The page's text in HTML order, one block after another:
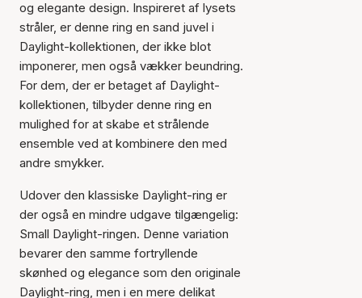
og elegante design. Inspireret af lysets
stråler, er denne ring en sand juvel i
Daylight-kollektionen, der ikke blot
imponerer, men også vækker beundring.
For dem, der er betaget af Daylight-
kollektionen, tilbyder denne ring en
mulighed for at skabe et strålende
ensemble ved at kombinere den med
andre smykker.
Udover den klassiske Daylight-ring er
der også en mindre udgave tilgængelig:
Small Daylight-ringen. Denne variation
bevarer den samme fortryllende
skønhed og elegance som den originale
Daylight-ring, men i en mere delikat